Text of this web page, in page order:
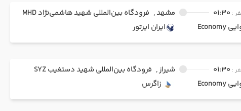
:
01:30 مشهد , فرودگاه بین‌المللی شهید هاشمی‌نژاد MHD
ایران ایرتور
:
01:30 شیراز , فرودگاه بین‌المللی شهید دستغیب SYZ
زاگرس